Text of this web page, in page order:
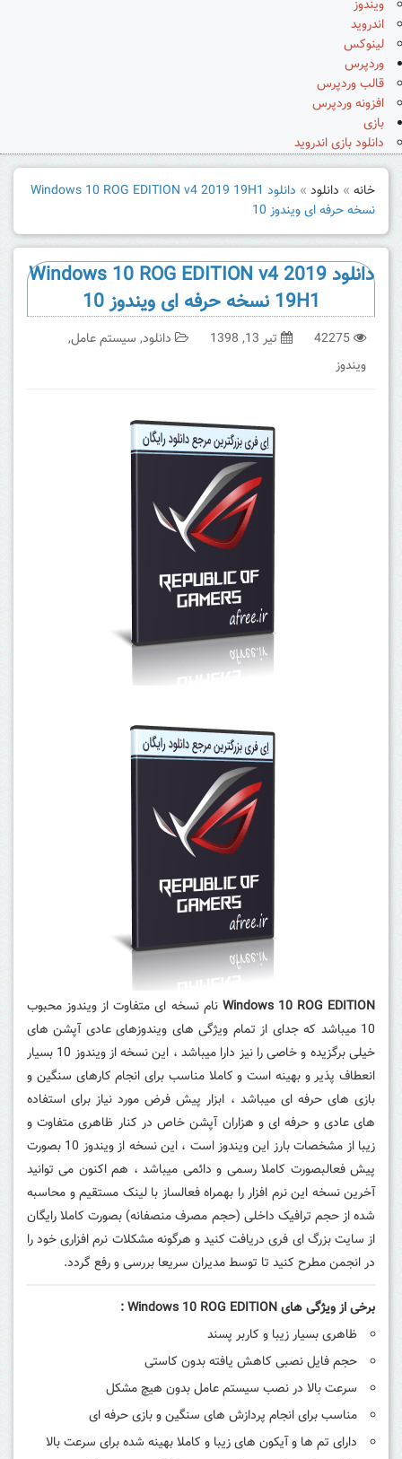
ویندوز
اندروید
لینوکس
وردپرس
قالب وردپرس
افزونه وردپرس
بازی
دانلود بازی اندروید
خانه » دانلود »
دانلود Windows 10 ROG EDITION v4 2019 19H1
نسخه حرفه ای ویندوز 10
دانلود Windows 10 ROG EDITION v4 2019
19H1 نسخه حرفه ای ویندوز 10
42275 تیر 13, 1398 دانلود, سیستم عامل,
ویندوز
Windows 10 ROG EDITION نام نسخه ای متفاوت از ویندوز محبوب
10 میباشد که جدای از تمام ویژگی های ویندوزهای عادی آپشن های
خیلی برگزیده و خاصی را نیز دارا میباشد ، این نسخه از ویندوز 10 بسیار
انعطاف پذیر و بهینه است و کاملا مناسب برای انجام کارهای سنگین و
بازی های حرفه ای میباشد ، ابزار پیش فرض مورد نیاز برای استفاده
های عادی و حرفه ای و هزاران آپشن خاص در کنار ظاهری متفاوت و
زیبا از مشخصات بارز این ویندوز است ، این نسخه از ویندوز 10 بصورت
پیش فعالبصورت کاملا رسمی و دائمی میباشد ، هم اکنون می توانید
آخرین نسخه این نرم افزار را بهمراه فعالساز با لینک مستقیم و محاسبه
شده از حجم ترافیک داخلی (حجم مصرف منصفانه) بصورت کاملا رایگان
از سایت بزرگ ای فری دریافت کنید و هرگونه مشکلات نرم افزاری خود را
در انجمن مطرح کنید تا توسط مدیران سریعا بررسی و رفع گردد.
برخی از ویژگی هایWindows 10 ROG EDITION
:
ظاهری بسیار زیبا و کاربر پسند
حجم فایل نصبی کاهش یافته بدون کاستی
سرعت بالا در نصب سیستم عامل بدون هیچ مشکل
مناسب برای انجام پردازش های سنگین و بازی حرفه ای
دارای تم ها و آیکون های زیبا و کاملا بهینه شده برای سرعت بالا